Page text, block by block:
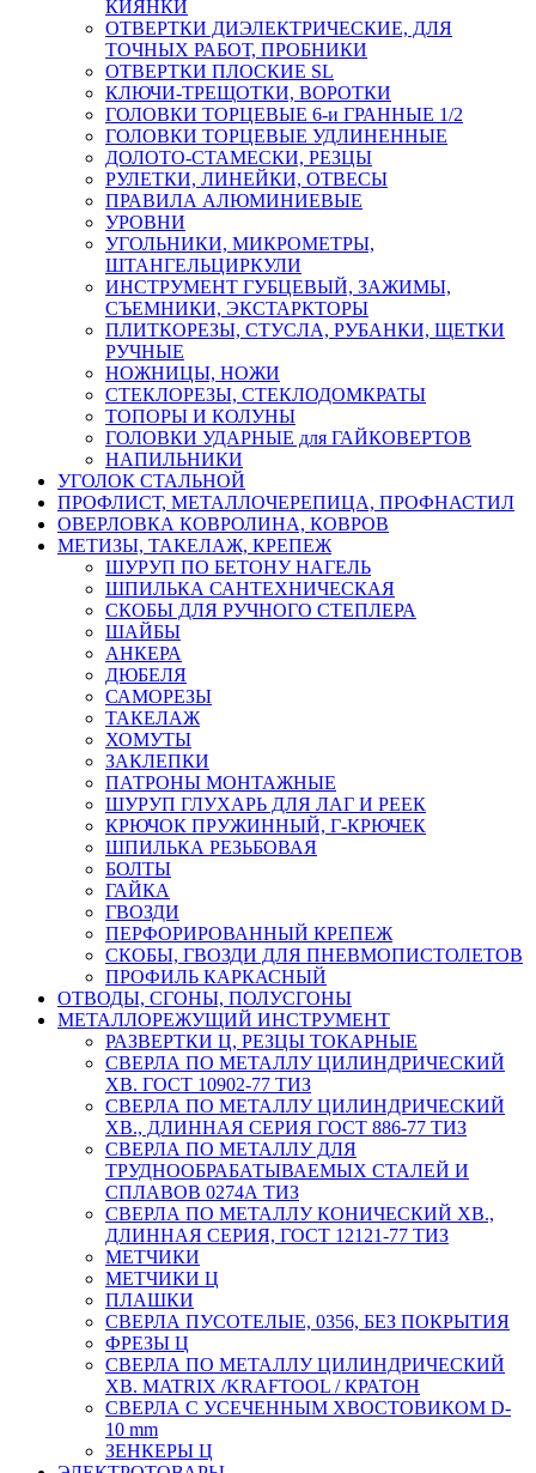
КИЯНКИ
ОТВЕРТКИ ДИЭЛЕКТРИЧЕСКИЕ, ДЛЯ
ТОЧНЫХ РАБОТ, ПРОБНИКИ
ОТВЕРТКИ ПЛОСКИЕ SL
КЛЮЧИ-ТРЕЩОТКИ, ВОРОТКИ
ГОЛОВКИ ТОРЦЕВЫЕ 6-и ГРАННЫЕ 1/2
ГОЛОВКИ ТОРЦЕВЫЕ УДЛИНЕННЫЕ
ДОЛОТО-СТАМЕСКИ, РЕЗЦЫ
РУЛЕТКИ, ЛИНЕЙКИ, ОТВЕСЫ
ПРАВИЛА АЛЮМИНИЕВЫЕ
УРОВНИ
УГОЛЬНИКИ, МИКРОМЕТРЫ,
ШТАНГЕЛЬЦИРКУЛИ
ИНСТРУМЕНТ ГУБЦЕВЫЙ, ЗАЖИМЫ,
СЪЕМНИКИ, ЭКСТАРКТОРЫ
ПЛИТКОРЕЗЫ, СТУСЛА, РУБАНКИ, ЩЕТКИ
РУЧНЫЕ
НОЖНИЦЫ, НОЖИ
СТЕКЛОРЕЗЫ, СТЕКЛОДОМКРАТЫ
ТОПОРЫ И КОЛУНЫ
ГОЛОВКИ УДАРНЫЕ для ГАЙКОВЕРТОВ
НАПИЛЬНИКИ
УГОЛОК СТАЛЬНОЙ
ПРОФЛИСТ, МЕТАЛЛОЧЕРЕПИЦА, ПРОФНАСТИЛ
ОВЕРЛОВКА КОВРОЛИНА, КОВРОВ
МЕТИЗЫ, ТАКЕЛАЖ, КРЕПЕЖ
ШУРУП ПО БЕТОНУ НАГЕЛЬ
ШПИЛЬКА САНТЕХНИЧЕСКАЯ
СКОБЫ ДЛЯ РУЧНОГО СТЕПЛЕРА
ШАЙБЫ
АНКЕРА
ДЮБЕЛЯ
САМОРЕЗЫ
ТАКЕЛАЖ
ХОМУТЫ
ЗАКЛЕПКИ
ПАТРОНЫ МОНТАЖНЫЕ
ШУРУП ГЛУХАРЬ ДЛЯ ЛАГ И РЕЕК
КРЮЧОК ПРУЖИННЫЙ, Г-КРЮЧЕК
ШПИЛЬКА РЕЗЬБОВАЯ
БОЛТЫ
ГАЙКА
ГВОЗДИ
ПЕРФОРИРОВАННЫЙ КРЕПЕЖ
СКОБЫ, ГВОЗДИ ДЛЯ ПНЕВМОПИСТОЛЕТОВ
ПРОФИЛЬ КАРКАСНЫЙ
ОТВОДЫ, СГОНЫ, ПОЛУСГОНЫ
МЕТАЛЛОРЕЖУЩИЙ ИНСТРУМЕНТ
РАЗВЕРТКИ Ц, РЕЗЦЫ ТОКАРНЫЕ
СВЕРЛА ПО МЕТАЛЛУ ЦИЛИНДРИЧЕСКИЙ
ХВ. ГОСТ 10902-77 ТИЗ
СВЕРЛА ПО МЕТАЛЛУ ЦИЛИНДРИЧЕСКИЙ
ХВ., ДЛИННАЯ СЕРИЯ ГОСТ 886-77 ТИЗ
СВЕРЛА ПО МЕТАЛЛУ ДЛЯ
ТРУДНООБРАБАТЫВАЕМЫХ СТАЛЕЙ И
СПЛАВОВ 0274А ТИЗ
СВЕРЛА ПО МЕТАЛЛУ КОНИЧЕСКИЙ ХВ.,
ДЛИННАЯ СЕРИЯ, ГОСТ 12121-77 ТИЗ
МЕТЧИКИ
МЕТЧИКИ Ц
ПЛАШКИ
СВЕРЛА ПУСОТЕЛЫЕ, 0356, БЕЗ ПОКРЫТИЯ
ФРЕЗЫ Ц
СВЕРЛА ПО МЕТАЛЛУ ЦИЛИНДРИЧЕСКИЙ
ХВ. MATRIX /KRAFTOOL / КРАТОН
СВЕРЛА С УСЕЧЕННЫМ ХВОСТОВИКОМ D-
10 mm
ЗЕНКЕРЫ Ц